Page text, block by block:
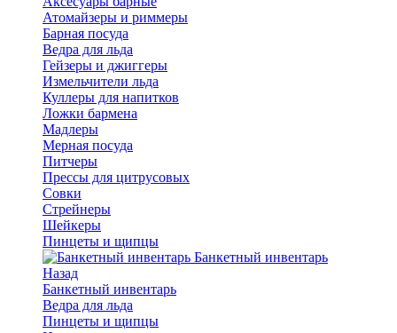
Атомайзеры и риммеры
Барная посуда
Ведра для льда
Гейзеры и джиггеры
Измельчители льда
Куллеры для напитков
Ложки бармена
Мадлеры
Мерная посуда
Питчеры
Прессы для цитрусовых
Совки
Стрейнеры
Шейкеры
Пинцеты и щипцы
Банкетный инвентарь
Назад
Банкетный инвентарь
Ведра для льда
Пинцеты и щипцы